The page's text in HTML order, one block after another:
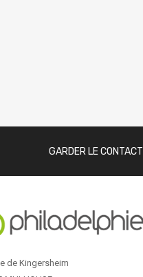
GARDER LE CONTACT
de Kingersheim